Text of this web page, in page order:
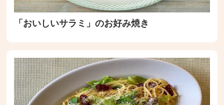
「おいしいサラミ」のお好み焼き